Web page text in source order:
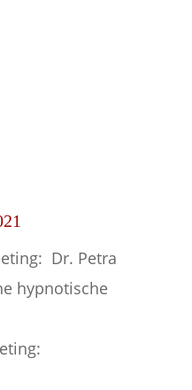
Dr. Petra
hypnotische